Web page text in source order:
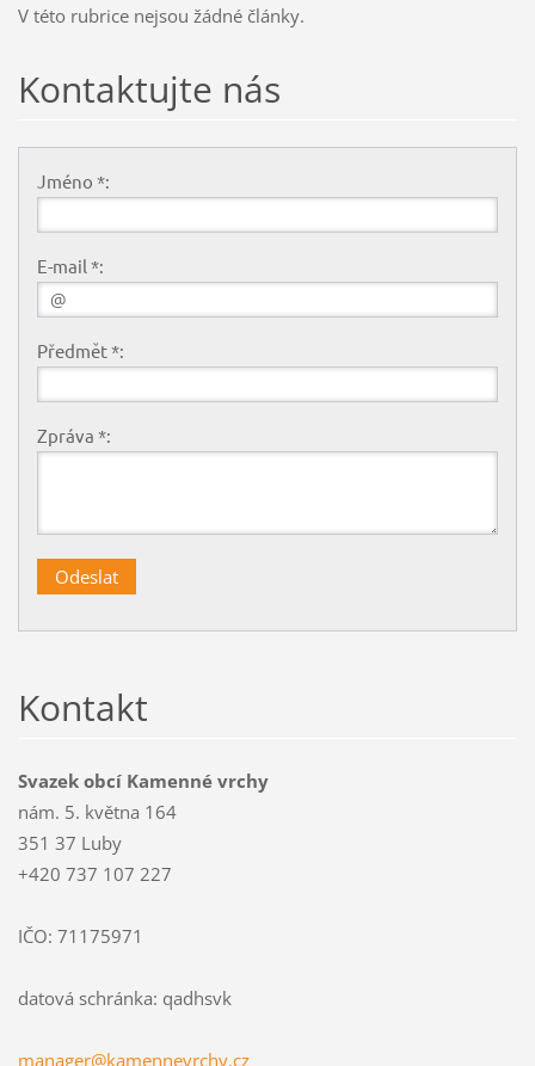
V této rubrice nejsou žádné články.
Kontaktujte nás
Jméno *:
E-mail *:
Předmět *:
Zpráva *:
Kontakt
Svazek obcí Kamenné vrchy
nám. 5. května 164
351 37 Luby
+420 737 107 227
IČO: 71175971
datová schránka: qadhsvk
manager@kamennevrchy.cz